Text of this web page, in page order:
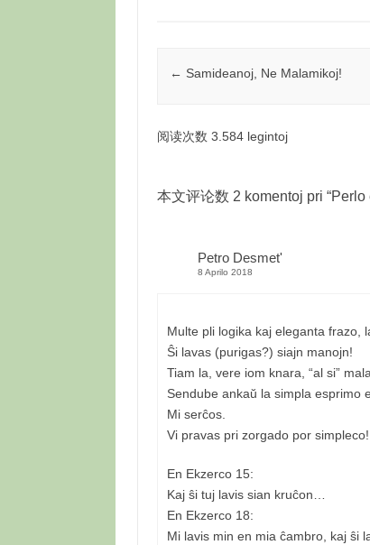
Post navigation
← Samideanoj, Ne Malamikoj!
阅读次数 3.584 legintoj
本文评论数 2 komentoj pri “Perlo
Petro Desmet'
8 Aprilo 2018
Multe pli logika kaj eleganta frazo,
Ŝi lavas (purigas?) siajn manojn!
Tiam la, vere iom knara, “al si”
Sendube ankaŭ la simpla esprimo
Mi serĉos.
Vi pravas pri zorgado por simpleco!
En Ekzerco 15:
Kaj ŝi tuj lavis sian kruĉon…
En Ekzerco 18:
Mi lavis min en mia ĉambro, kaj ŝi